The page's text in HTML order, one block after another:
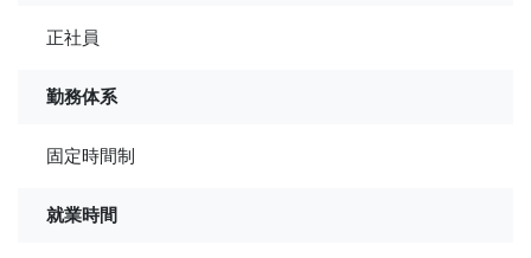
正社員
勤務体系
固定時間制
就業時間